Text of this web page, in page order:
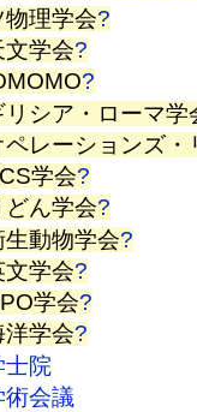
物理学会?
学会?
?
リシア・ローマ学
ペレーションズ
学会?
どん学会?
生動物学会?
文学会?
学会?
洋学会?
士院
術会議